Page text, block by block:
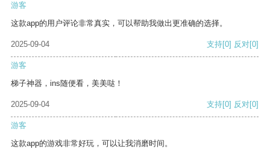
游客
这款app的用户评论非常真实，可以帮助我做出更准确的选择。
2025-09-04 支持[0] 反对[0]
游客
梯子神器，ins随便看，美美哒！
2025-09-04 支持[0] 反对[0]
游客
这款app的游戏非常好玩，可以让我消磨时间。